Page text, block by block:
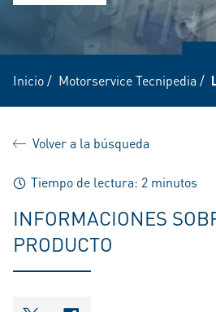
Inicio/ Motorservice Tecnipedia /
Volver a la búsqueda
Tiempo de lectura: 2 minutos
INFORMACIONES
PRODUCTO